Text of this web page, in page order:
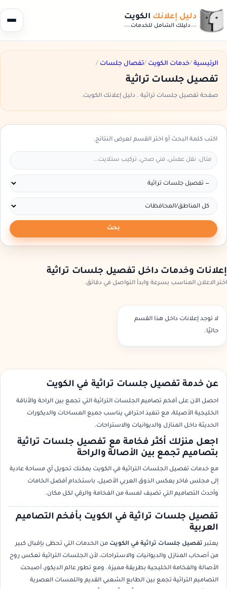
دليل إعلانك الكويت
دليلك الشامل للخدمات
الرئيسية /خدمات الكويت /تفصال جلسات /
تفصيل جلسات تراثية
صفحة تفصيل جلسات تراثية . دليل إعلانك الكويت.
اكتب كلمة البحث أو اختر القسم لعرض النتائج.
بحث
إعلانات وخدمات داخل تفصيل جلسات تراثية
اختر الاعلان المناسب بسرعة وابدأ التواصل في دقائق.
لا توجد إعلانات داخل هذا القسم
حاليًا.
عن خدمة تفصيل جلسات تراثية في الكويت
احصل الآن على أفخم تصاميم الجلسات التراثية التي تجمع بين الراحة والأناقة
الخليجية الأصيلة، مع تنفيذ احترافي يناسب جميع المساحات والديكورات
الحديثة داخل المنازل والديوانيات والاستراحات.
اجعل منزلك أكثر فخامة مع تفصيل جلسات تراثية
بتصاميم تجمع بين الأصالة والراحة
مع خدمات تفصيل الجلسات التراثية في الكويت يمكنك تحويل أي مساحة عادية
إلى مجلس فاخر يعكس الذوق العربي الأصيل، باستخدام أفضل الخامات
وأحدث التصاميم التي تضيف لمسة من الفخامة والرقي لكل مكان.
تفصيل جلسات تراثية في الكويت بأفخم التصاميم
العربية
يعتبر تفصيل جلسات تراثية في الكويت من الخدمات التي تحظى بإقبال كبير
من أصحاب المنازل والديوانيات والاستراحات، لأن الجلسات التراثية تعكس روح
الأصالة والفخامة الخليجية بطريقة مميزة. ومع تطور عالم الديكور، أصبحت
التصاميم التراثية تجمع بين الطابع الشعبي القديم واللمسات العصرية